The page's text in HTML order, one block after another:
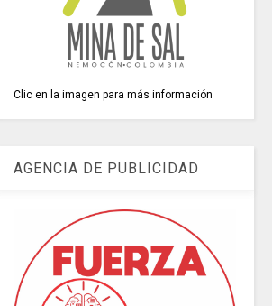
Clic en la imagen para más información
AGENCIA DE PUBLICIDAD